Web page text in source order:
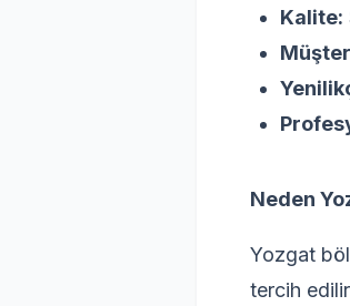
Kalite:
Neden
Yozgat
tercih